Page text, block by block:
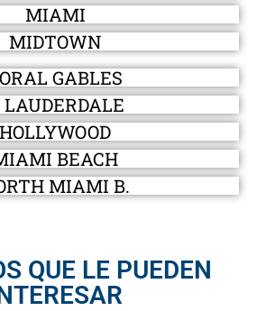
MIAMI
MIDTOWN
GABLES
LAUDERDALE
HOLLYWOOD
BEACH
MIAMI B.
QUE LE PUEDEN